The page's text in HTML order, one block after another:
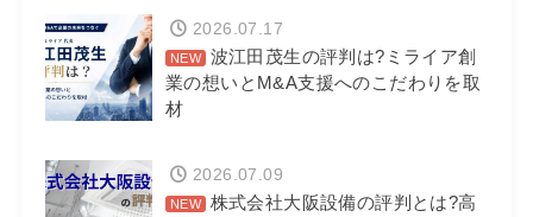
波江田茂生の評判は?ミライア創
業の想いとM&A支援へのこだわりを取
材
2026.07.17
株式会社大阪設備の評判とは?高
2026.07.09